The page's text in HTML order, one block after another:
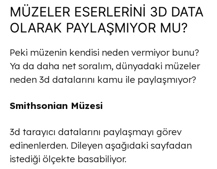
MÜZELER ESERLERİNİ 3D DATA
OLARAK PAYLAŞMIYOR MU?
Peki müzenin kendisi neden vermiyor bunu?
Ya da daha net soralım, dünyadaki müzeler
neden 3d datalarını kamu ile paylaşmıyor?
Smithsonian Müzesi
3d tarayıcı datalarını paylaşmayı görev
edinenlerden. Dileyen aşağıdaki sayfadan
istediği ölçekte basabiliyor.